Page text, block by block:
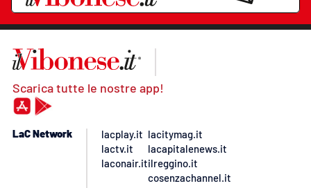
Scarica tutte le nostre app!
LaC Network
lacplay.it
lactv.it
laconair.it
lacitymag.it
lacapitalenews.it
ilreggino.it
cosenzachannel.it